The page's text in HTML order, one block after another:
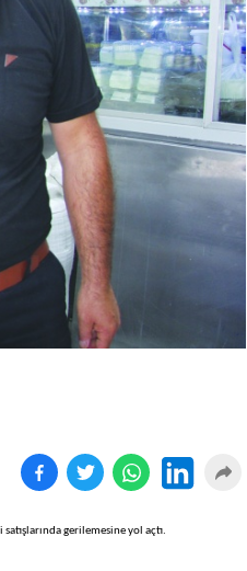
gerilemesine yol açtı.
En ucuz sigara 120 TL, en
pa...